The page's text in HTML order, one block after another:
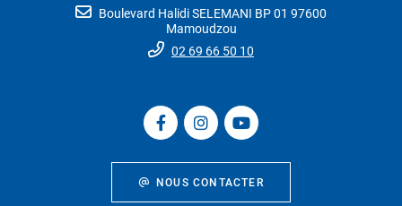
Boulevard Halidi SELEMANI BP 01 97600
Mamoudzou
02 69 66 50 10
NOUS CONTACTER